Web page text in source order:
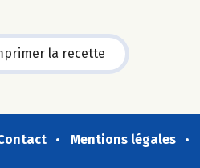
la recette
Mentions légales